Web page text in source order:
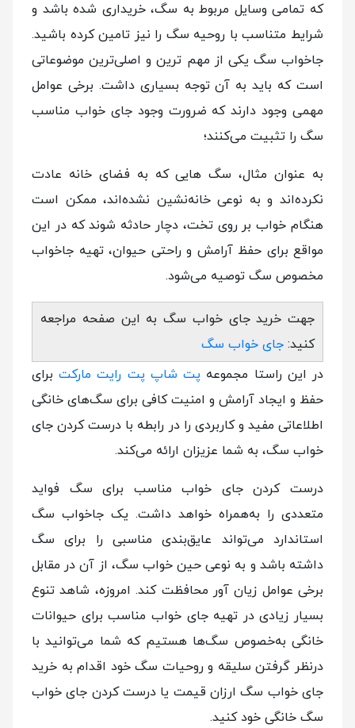
که تمامی وسایل مربوط به سگ، خریداری شده باشد و
شرایط متناسب با روحیه سگ را نیز تامین کرده باشید.
جاخواب سگ یکی از مهم‌ ترین و اصلی‌ترین موضوعاتی
است که باید به آن توجه بسیاری داشت. برخی عوامل
مهمی وجود دارند که ضرورت وجود جای خواب مناسب
سگ را تثبیت می‌کنند؛
به عنوان مثال، سگ هایی که به فضای خانه عادت
نکرده‌اند و به ‌نوعی خانه‌نشین نشده‌اند، ممکن است
هنگام خواب بر روی تخت، دچار حادثه شوند که در این
مواقع برای حفظ آرامش و راحتی حیوان، تهیه جاخواب
مخصوص سگ توصیه می‌شود.
جهت خرید جای خواب سگ به این صفحه مراجعه
کنید: جای خواب سگ
در این راستا مجموعه پت شاپ پت رایت مارکتبرای
حفظ و ایجاد آرامش و امنیت کافی برای سگ‌‌‌های خانگی
اطلاعاتی مفید و کاربردی را در رابطه با درست کردن جای
خواب سگ، به شما عزیزان ارائه می‌کند.
درست کردن جای خواب مناسب برای سگ فواید
متعددی را به‌همراه خواهد داشت. یک جاخواب سگ
استاندارد می‌تواند عایق‌بندی مناسبی را برای سگ
داشته باشد و به نوعی حین خواب سگ، از آن در مقابل
برخی عوامل زیان آور محافظت کند. امروزه، شاهد تنوع
بسیار زیادی در تهیه جای خواب مناسب برای حیوانات
خانگی به‌خصوص سگ‌ها هستیم که شما می‌توانید با
درنظر گرفتن سلیقه و روحیات سگ خود اقدام به خرید
جای خواب سگ ارزان قیمت یا درست کردن جای خواب
سگ خانگی خود کنید.